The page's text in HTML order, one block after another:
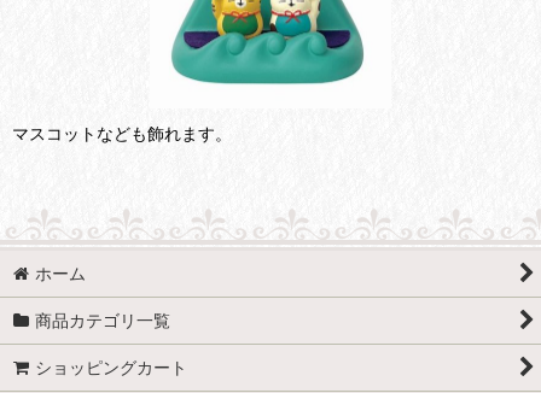
マスコットなども飾れます。
ホーム
商品カテゴリ一覧
ショッピングカート